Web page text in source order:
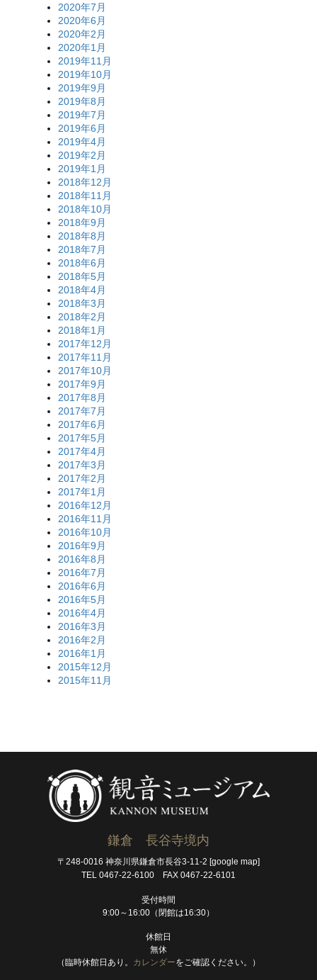
2020年7月
2020年6月
2020年2月
2020年1月
2019年11月
2019年10月
2019年9月
2019年8月
2019年7月
2019年6月
2019年4月
2019年2月
2019年1月
2018年12月
2018年11月
2018年10月
2018年9月
2018年8月
2018年7月
2018年6月
2018年5月
2018年4月
2018年3月
2018年2月
2018年1月
2017年12月
2017年11月
2017年10月
2017年9月
2017年8月
2017年7月
2017年6月
2017年5月
2017年4月
2017年3月
2017年2月
2017年1月
2016年12月
2016年11月
2016年10月
2016年9月
2016年8月
2016年7月
2016年6月
2016年5月
2016年4月
2016年3月
2016年2月
2016年1月
2015年12月
2015年11月
鎌倉 長谷寺境内
〒248-0016 神奈川県鎌倉市長谷3-11-2 [google map]
TEL 0467-22-6100 FAX 0467-22-6101
受付時間
9:00～16:00（閉館は16:30）
休館日
無休
（臨時休館日あり。 カレンダーをご確認ください。）